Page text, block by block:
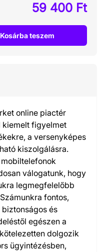
59 400 Ft
Kosárba teszem
online piactér
kiemelt figyelmet
a versenyképes
kiszolgálásra.
válogatunk, hogy
legmegfelelőbb
fontos,
és
egészen a
dolgozik
ügyintézésben,